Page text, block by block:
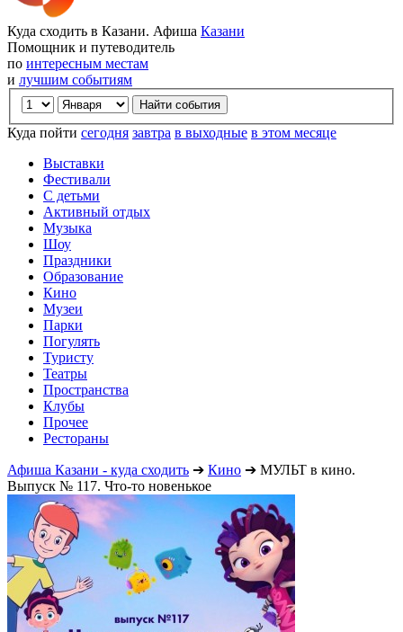
Куда сходить в Казани. Афиша Казани
Помощник и путеводитель
по интересным местам
и лучшим событиям
Куда пойти сегодня завтра в выходные в этом месяце
Выставки
Фестивали
С детьми
Активный отдых
Музыка
Шоу
Праздники
Образование
Кино
Музеи
Парки
Погулять
Туристу
Театры
Пространства
Клубы
Прочее
Рестораны
Афиша Казани - куда сходить ➔ Кино ➔ МУЛЬТ в кино.
Выпуск № 117. Что-то новенькое